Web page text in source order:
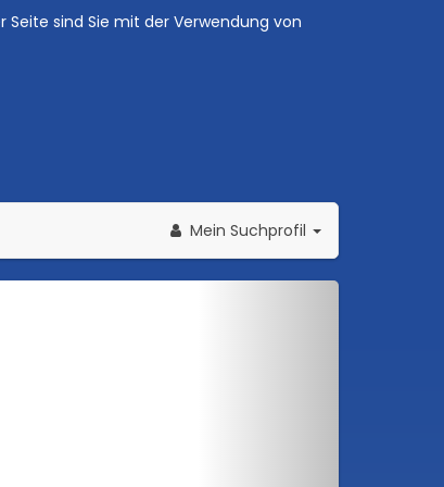
sind Sie mit der Verwendung von
Mein Suchprofil
Weiter